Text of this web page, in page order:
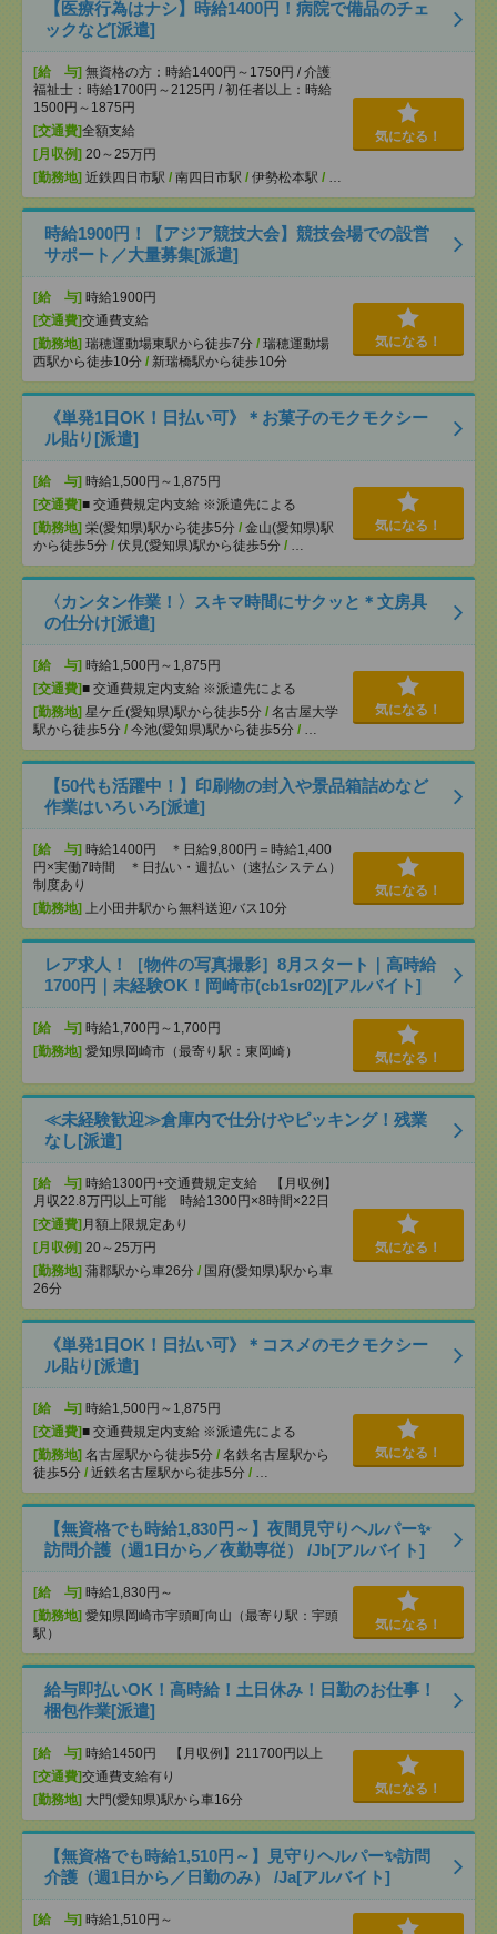
【医療行為はナシ】時給1400円！病院で備品のチェ
ックなど[派遣]
[給 与] 無資格の方：時給1400円～1750円 / 介護
福祉士：時給1700円～2125円 / 初任者以上：時給
1500円～1875円
[交通費]全額支給
[月収例] 20～25万円
[勤務地] 近鉄四日市駅 / 南四日市駅 / 伊勢松本駅 / …
気になる！
時給1900円！【アジア競技大会】競技会場での設営
サポート／大量募集[派遣]
[給 与] 時給1900円
[交通費]交通費支給
[勤務地] 瑞穂運動場東駅から徒歩7分 / 瑞穂運動場
西駅から徒歩10分 / 新瑞橋駅から徒歩10分
気になる！
《単発1日OK！日払い可》＊お菓子のモクモクシー
ル貼り[派遣]
[給 与] 時給1,500円～1,875円
[交通費]■ 交通費規定内支給 ※派遣先による
[勤務地] 栄(愛知県)駅から徒歩5分 / 金山(愛知県)駅
から徒歩5分 / 伏見(愛知県)駅から徒歩5分 / …
気になる！
〈カンタン作業！〉スキマ時間にサクッと＊文房具
の仕分け[派遣]
[給 与] 時給1,500円～1,875円
[交通費]■ 交通費規定内支給 ※派遣先による
[勤務地] 星ケ丘(愛知県)駅から徒歩5分 / 名古屋大学
駅から徒歩5分 / 今池(愛知県)駅から徒歩5分 / …
気になる！
【50代も活躍中！】印刷物の封入や景品箱詰めなど
作業はいろいろ[派遣]
[給 与] 時給1400円 ＊日給9,800円＝時給1,400
円×実働7時間 ＊日払い・週払い（速払システム）
制度あり
[勤務地] 上小田井駅から無料送迎バス10分
気になる！
レア求人！［物件の写真撮影］8月スタート｜高時給
1700円｜未経験OK！岡崎市(cb1sr02)[アルバイト]
[給 与] 時給1,700円～1,700円
[勤務地] 愛知県岡崎市（最寄り駅：東岡崎） 気になる！
≪未経験歓迎≫倉庫内で仕分けやピッキング！残業
なし[派遣]
[給 与] 時給1300円+交通費規定支給 【月収例】
月収22.8万円以上可能 時給1300円×8時間×22日
[交通費] 月額上限規定あり
[月収例] 20～25万円
[勤務地] 蒲郡駅から車26分 / 国府(愛知県)駅から車
26分
気になる！
《単発1日OK！日払い可》＊コスメのモクモクシー
ル貼り[派遣]
[給 与] 時給1,500円～1,875円
[交通費]■ 交通費規定内支給 ※派遣先による
[勤務地] 名古屋駅から徒歩5分 / 名鉄名古屋駅から
徒歩5分 / 近鉄名古屋駅から徒歩5分 / …
気になる！
【無資格でも時給1,830円～】夜間見守りヘルパー✨
訪問介護（週1日から／夜勤専従） /Jb[アルバイト]
[給 与] 時給1,830円～
[勤務地] 愛知県岡崎市宇頭町向山（最寄り駅：宇頭
駅）
気になる！
給与即払いOK！高時給！土日休み！日勤のお仕事！
梱包作業[派遣]
[給 与] 時給1450円 【月収例】211700円以上
[交通費]交通費支給有り
[勤務地] 大門(愛知県)駅から車16分
気になる！
【無資格でも時給1,510円～】見守りヘルパー✨訪問
介護（週1日から／日勤のみ） /Ja[アルバイト]
[給 与] 時給1,510円～